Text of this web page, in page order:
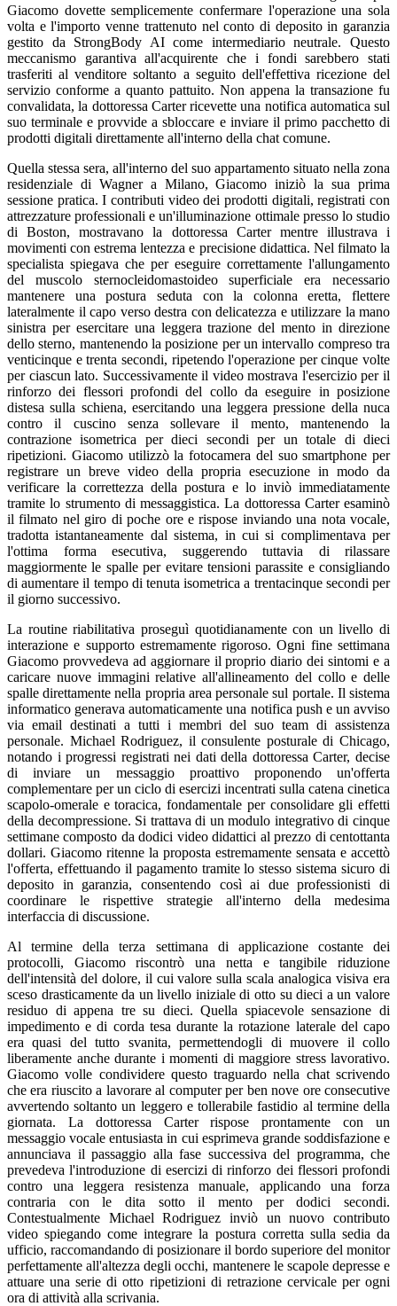
Giacomo dovette semplicemente confermare l'operazione una sola
volta e l'importo venne trattenuto nel conto di deposito in garanzia
gestito da StrongBody AI come intermediario neutrale. Questo
meccanismo garantiva all'acquirente che i fondi sarebbero stati
trasferiti al venditore soltanto a seguito dell'effettiva ricezione del
servizio conforme a quanto pattuito. Non appena la transazione fu
convalidata, la dottoressa Carter ricevette una notifica automatica sul
suo terminale e provvide a sbloccare e inviare il primo pacchetto di
prodotti digitali direttamente all'interno della chat comune.
Quella stessa sera, all'interno del suo appartamento situato nella zona
residenziale di Wagner a Milano, Giacomo iniziò la sua prima
sessione pratica. I contributi video dei prodotti digitali, registrati con
attrezzature professionali e un'illuminazione ottimale presso lo studio
di Boston, mostravano la dottoressa Carter mentre illustrava i
movimenti con estrema lentezza e precisione didattica. Nel filmato la
specialista spiegava che per eseguire correttamente l'allungamento
del muscolo sternocleidomastoideo superficiale era necessario
mantenere una postura seduta con la colonna eretta, flettere
lateralmente il capo verso destra con delicatezza e utilizzare la mano
sinistra per esercitare una leggera trazione del mento in direzione
dello sterno, mantenendo la posizione per un intervallo compreso tra
venticinque e trenta secondi, ripetendo l'operazione per cinque volte
per ciascun lato. Successivamente il video mostrava l'esercizio per il
rinforzo dei flessori profondi del collo da eseguire in posizione
distesa sulla schiena, esercitando una leggera pressione della nuca
contro il cuscino senza sollevare il mento, mantenendo la
contrazione isometrica per dieci secondi per un totale di dieci
ripetizioni. Giacomo utilizzò la fotocamera del suo smartphone per
registrare un breve video della propria esecuzione in modo da
verificare la correttezza della postura e lo inviò immediatamente
tramite lo strumento di messaggistica. La dottoressa Carter esaminò
il filmato nel giro di poche ore e rispose inviando una nota vocale,
tradotta istantaneamente dal sistema, in cui si complimentava per
l'ottima forma esecutiva, suggerendo tuttavia di rilassare
maggiormente le spalle per evitare tensioni parassite e consigliando
di aumentare il tempo di tenuta isometrica a trentacinque secondi per
il giorno successivo.
La routine riabilitativa proseguì quotidianamente con un livello di
interazione e supporto estremamente rigoroso. Ogni fine settimana
Giacomo provvedeva ad aggiornare il proprio diario dei sintomi e a
caricare nuove immagini relative all'allineamento del collo e delle
spalle direttamente nella propria area personale sul portale. Il sistema
informatico generava automaticamente una notifica push e un avviso
via email destinati a tutti i membri del suo team di assistenza
personale. Michael Rodriguez, il consulente posturale di Chicago,
notando i progressi registrati nei dati della dottoressa Carter, decise
di inviare un messaggio proattivo proponendo un'offerta
complementare per un ciclo di esercizi incentrati sulla catena cinetica
scapolo-omerale e toracica, fondamentale per consolidare gli effetti
della decompressione. Si trattava di un modulo integrativo di cinque
settimane composto da dodici video didattici al prezzo di centottanta
dollari. Giacomo ritenne la proposta estremamente sensata e accettò
l'offerta, effettuando il pagamento tramite lo stesso sistema sicuro di
deposito in garanzia, consentendo così ai due professionisti di
coordinare le rispettive strategie all'interno della medesima
interfaccia di discussione.
Al termine della terza settimana di applicazione costante dei
protocolli, Giacomo riscontrò una netta e tangibile riduzione
dell'intensità del dolore, il cui valore sulla scala analogica visiva era
sceso drasticamente da un livello iniziale di otto su dieci a un valore
residuo di appena tre su dieci. Quella spiacevole sensazione di
impedimento e di corda tesa durante la rotazione laterale del capo
era quasi del tutto svanita, permettendogli di muovere il collo
liberamente anche durante i momenti di maggiore stress lavorativo.
Giacomo volle condividere questo traguardo nella chat scrivendo
che era riuscito a lavorare al computer per ben nove ore consecutive
avvertendo soltanto un leggero e tollerabile fastidio al termine della
giornata. La dottoressa Carter rispose prontamente con un
messaggio vocale entusiasta in cui esprimeva grande soddisfazione e
annunciava il passaggio alla fase successiva del programma, che
prevedeva l'introduzione di esercizi di rinforzo dei flessori profondi
contro una leggera resistenza manuale, applicando una forza
contraria con le dita sotto il mento per dodici secondi.
Contestualmente Michael Rodriguez inviò un nuovo contributo
video spiegando come integrare la postura corretta sulla sedia da
ufficio, raccomandando di posizionare il bordo superiore del monitor
perfettamente all'altezza degli occhi, mantenere le scapole depresse e
attuare una serie di otto ripetizioni di retrazione cervicale per ogni
ora di attività alla scrivania.